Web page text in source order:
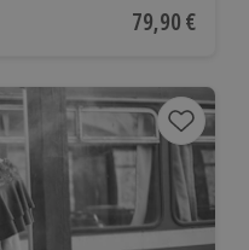
Aktueller
79,90 €